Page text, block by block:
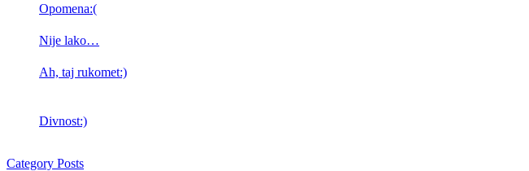
Opomena:(
Nije lako…
Ah, taj rukomet:)
Divnost:)
Category Posts